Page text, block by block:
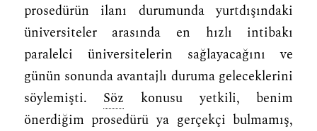
prosedürün ilanı durumunda yurtdışındaki
üniversiteler arasında en hızlı intibakı
paralelci üniversitelerin sağlayacağını ve
günün sonunda avantajlı duruma geleceklerini
söylemişti. Söz konusu yetkili, benim
önerdiğim prosedürü ya gerçekçi bulmamış,